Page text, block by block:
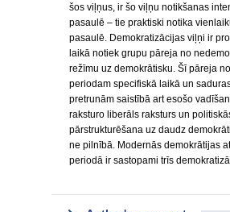
šos viļņus, ir šo viļņu notikšanas
pasaulē – tie praktiski notika
pasaulē. Demokratizācijas viļņi ir
laikā notiek grupu pāreja no
režīmu uz demokrātisku. Šī pāreja
periodam specifiskā laikā un
pretrunām saistībā art esošo
raksturo liberāls raksturs un
pārstrukturēšana uz daudz
ne pilnībā. Modernās demokrātijas
periodā ir sastopami trīs